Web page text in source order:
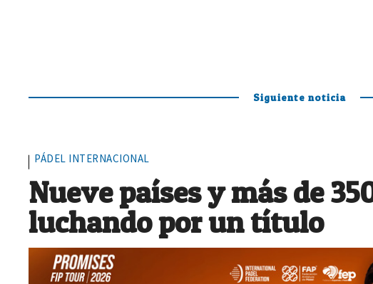
Siguiente noticia
PÁDEL INTERNACIONAL
Nueve países y más de
luchando por un título